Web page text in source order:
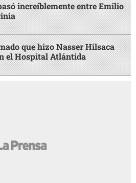
increíblemente entre Emilio
que hizo Nasser Hilsaca
el Hospital Atlántida